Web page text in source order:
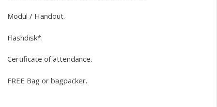
Modul / Handout.
Flashdisk*.
Certificate of attendance.
FREE Bag or bagpacker.